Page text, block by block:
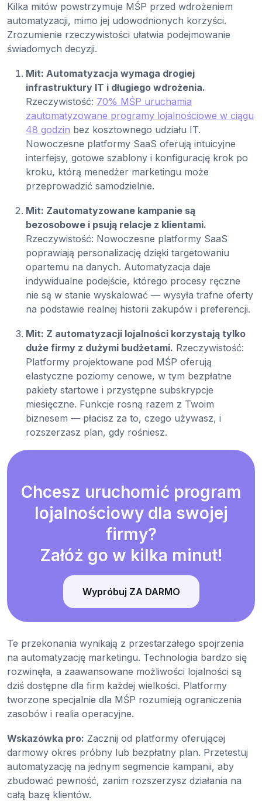
Kilka mitów powstrzymuje MŚP przed wdrożeniem
automatyzacji, mimo jej udowodnionych korzyści.
Zrozumienie rzeczywistości ułatwia podejmowanie
świadomych decyzji.
Mit: Automatyzacja wymaga drogiej
infrastruktury IT i długiego wdrożenia.
Rzeczywistość: 70% MŚP uruchamia
zautomatyzowane programy lojalnościowe w ciągu
48 godzin bez kosztownego udziału IT.
Nowoczesne platformy SaaS oferują intuicyjne
interfejsy, gotowe szablony i konfigurację krok po
kroku, którą menedżer marketingu może
przeprowadzić samodzielnie.
Mit: Zautomatyzowane kampanie są
bezosobowe i psują relacje z klientami.
Rzeczywistość: Nowoczesne platformy SaaS
poprawiają personalizację dzięki targetowaniu
opartemu na danych. Automatyzacja daje
indywidualne podejście, którego procesy ręczne
nie są w stanie wyskalować — wysyła trafne oferty
na podstawie realnej historii zakupów i preferencji.
Mit: Z automatyzacji lojalności korzystają tylko
duże firmy z dużymi budżetami. Rzeczywistość:
Platformy projektowane pod MŚP oferują
elastyczne poziomy cenowe, w tym bezpłatne
pakiety startowe i przystępne subskrypcje
miesięczne. Funkcje rosną razem z Twoim
biznesem — płacisz za to, czego używasz, i
rozszerzasz plan, gdy rośniesz.
Chcesz uruchomić program
lojalnościowy dla swojej
firmy?
Załóż go w kilka minut!
Wypróbuj ZA DARMO
Te przekonania wynikają z przestarzałego spojrzenia
na automatyzację marketingu. Technologia bardzo się
rozwinęła, a zaawansowane możliwości lojalności są
dziś dostępne dla firm każdej wielkości. Platformy
tworzone specjalnie dla MŚP rozumieją ograniczenia
zasobów i realia operacyjne.
Wskazówka pro: Zacznij od platformy oferującej
darmowy okres próbny lub bezpłatny plan. Przetestuj
automatyzację na jednym segmencie kampanii, aby
zbudować pewność, zanim rozszerzysz działania na
całą bazę klientów.